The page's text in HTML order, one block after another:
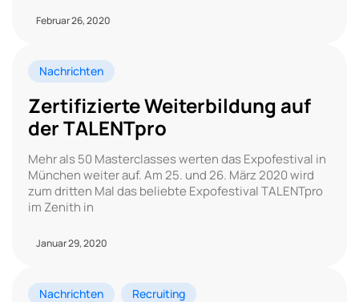
Februar 26, 2020
Nachrichten
Zertifizierte Weiterbildung auf
der TALENTpro
Mehr als 50 Masterclasses werten das Expofestival in
München weiter auf. Am 25. und 26. März 2020 wird
zum dritten Mal das beliebte Expofestival TALENTpro
im Zenith in
Januar 29, 2020
Nachrichten Recruiting